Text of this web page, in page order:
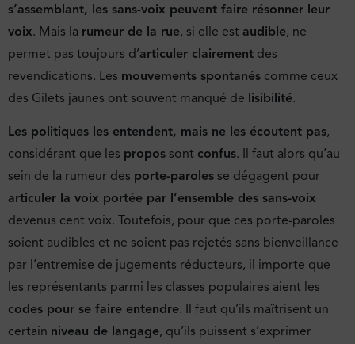
s’assemblant, les sans-voix peuvent faire résonner leur
voix. Mais la rumeur de la rue, si elle est audible, ne
permet pas toujours d’articuler clairement des
revendications. Les mouvements spontanés comme ceux
des Gilets jaunes ont souvent manqué de lisibilité.
Les politiques les entendent, mais ne les écoutent pas,
considérant que les propos sont confus. Il faut alors qu’au
sein de la rumeur des porte-paroles se dégagent pour
articuler la voix portée par l’ensemble des sans-voix
devenus cent voix. Toutefois, pour que ces porte-paroles
soient audibles et ne soient pas rejetés sans bienveillance
par l’entremise de jugements réducteurs, il importe que
les représentants parmi les classes populaires aient les
codes pour se faire entendre. Il faut qu’ils maîtrisent un
certain niveau de langage, qu’ils puissent s’exprimer